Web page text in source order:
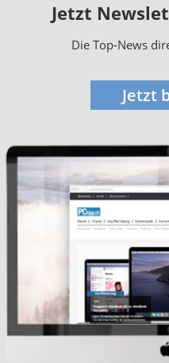
Jetzt
Die Top-News
Jetzt